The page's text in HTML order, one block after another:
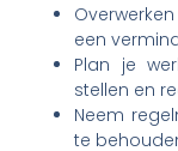
een
Plan je
stellen en
Neem
te